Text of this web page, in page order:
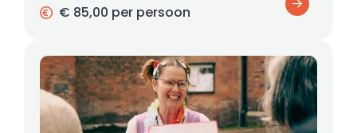
€ 85,00 per persoon